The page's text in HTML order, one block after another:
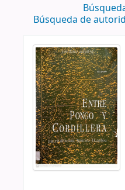
Búsqueda de